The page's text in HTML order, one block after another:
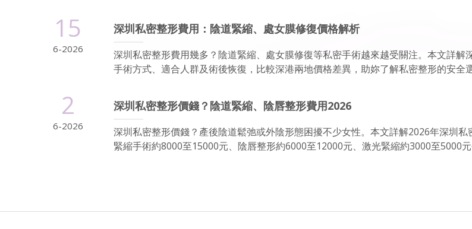
15
6-2026
深圳私密整形費用：陰道緊縮、處女膜修復價格解析
深圳私密整形費用幾多？陰道緊縮、處女膜修復等私密手術越來越受關注。本文詳解
手術方式、適合人群及術後恢復，比較深港兩地價格差異，助妳了解私密整形的安全
2
6-2026
深圳私密整形價錢？陰道緊縮、陰唇整形費用2026
深圳私密整形價錢？產後陰道鬆弛或外陰形態困擾不少女性。本文詳解2026年深圳私
緊縮手術約8000至15000元、陰唇整形約6000至12000元、激光緊縮約3000至5000元